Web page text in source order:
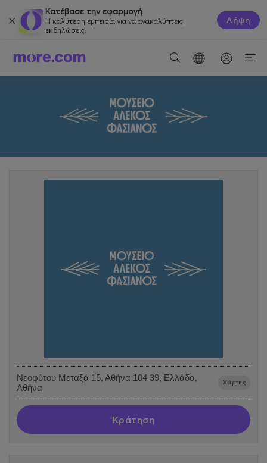
Κατέβασε την εφαρμογή
Η καλύτερη εμπειρία για να ανακαλύπτεις
εκδηλώσεις.
Λήψη
Νεοφύτου Μεταξά 15, Αθήνα 104 39, Ελλάδα,
Αθήνα
Χάρτης
Κράτηση